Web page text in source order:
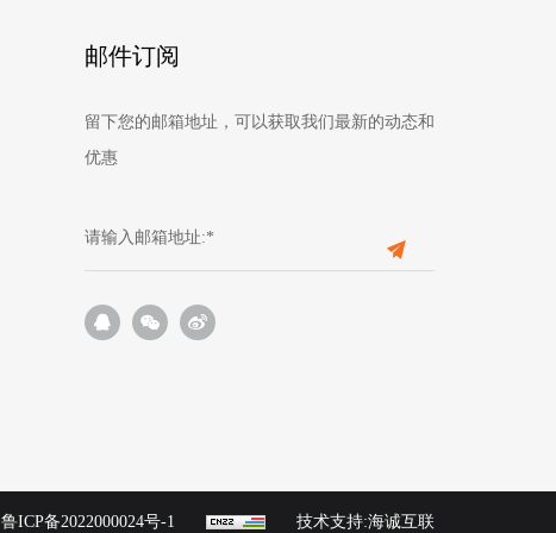
邮件订阅
留下您的邮箱地址，可以获取我们最新的动态和
优惠
鲁ICP备2022000024号-1 技术支持:海诚互联